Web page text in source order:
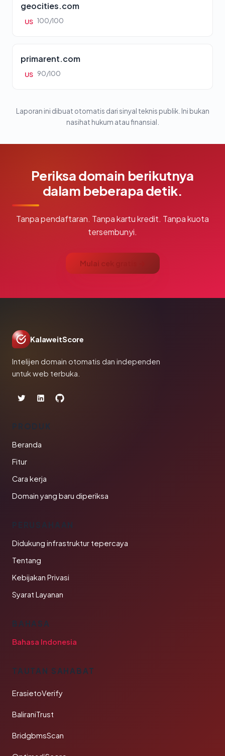
geocities.com
US 100/100
primarent.com
US 90/100
Laporan ini dibuat otomatis dari sinyal teknis publik. Ini bukan
nasihat hukum atau finansial.
Periksa domain berikutnya
dalam beberapa detik.
Tanpa pendaftaran. Tanpa kartu kredit. Tanpa kuota
tersembunyi.
Mulai cek gratis →
KalaweitScore
Intelijen domain otomatis dan independen
untuk web terbuka.
PRODUK
Beranda
Fitur
Cara kerja
Domain yang baru diperiksa
PERUSAHAAN
Didukung infrastruktur tepercaya
Tentang
Kebijakan Privasi
Syarat Layanan
BAHASA
Bahasa Indonesia
TAUTAN SAHABAT
ErasietoVerify
BaliraniTrust
BridgbmsScan